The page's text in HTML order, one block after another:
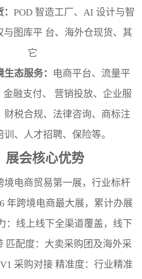
POD 智造工厂、AI 设计与智
与图库平 台、海外仓现货、其
它
态服务： 电商平台、流量平
融支付、 营销投放、企业服
财税合规、法律咨询、商标注
训、人才招聘、保险等。
展会核心优势
境电商贸易第一展，行业标杆
年跨境电商最大展，累计办展
：线上线下全渠道覆盖，线下
匹配度：大卖采购团及海外采
采购对接 精准度：行业精准